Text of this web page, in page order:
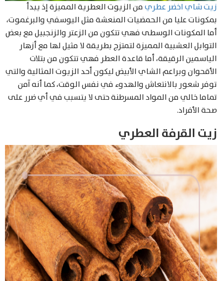
زيت شاي اخضر عطريمن الزيوت العطرية المميزة إذ يبدأ
بمكونات عليا من الحمضيات المنعشة مثل اليوسفي والبرغموت،
أما المكونات الوسطى فهي تتكون من الزعتر والزنجبيل مع بعض
التوابل العشبية المميزة لتمتزج بطريقة لا مثيل لها مع أزهار
الياسمين الرقيقة، أما قاعدة العطر فهي تتكون من بتلات
الأقحوان وبراعم الشاي الأبيض ليكون أحد الزيوت المثالية والتي
توفر شعور بالانتعاش والهدوء في نفس الوقت، كما أنه آمن
تماما خالي من المواد المسرطنة حتى لا يتسبب في أي ضرر على
صحة الأفراد.
زيت القرفة العطري